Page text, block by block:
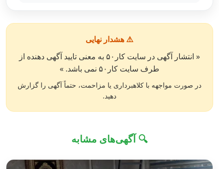
⚠️ هشدار نهایی
« انتشار آگهی در سایت کار۵۰ به معنی تایید آگهی دهنده از
طرف سایت کار۵۰ نمی باشد. »
در صورت مواجهه با کلاهبرداری یا مزاحمت، حتماً آگهی را گزارش
دهید.
🔍 آگهی‌های مشابه